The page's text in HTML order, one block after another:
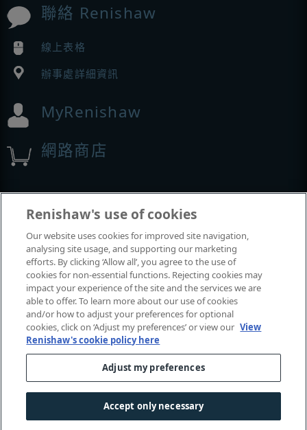
聯絡 Renishaw
線上表格
辦事處詳細資訊
MyRenishaw
網路商店
展覽與會議
我們參加的活動
© 2001-2026 Renishaw plc. 保留所有權利。
聯絡我們 | | |
|
Renishaw's use of cookies
Our website uses cookies for improved site navigation,
analysing site usage, and supporting our marketing
efforts. By clicking ‘Allow all’, you agree to the use of
cookies for non-essential functions. Rejecting cookies may
impact your experience of the site and the services we are
able to offer. To learn more about our use of cookies
and/or how to adjust your preferences for optional
cookies, click on ‘Adjust my preferences’ or view our View
Renishaw's cookie policy here
Adjust my preferences
Accept only necessary